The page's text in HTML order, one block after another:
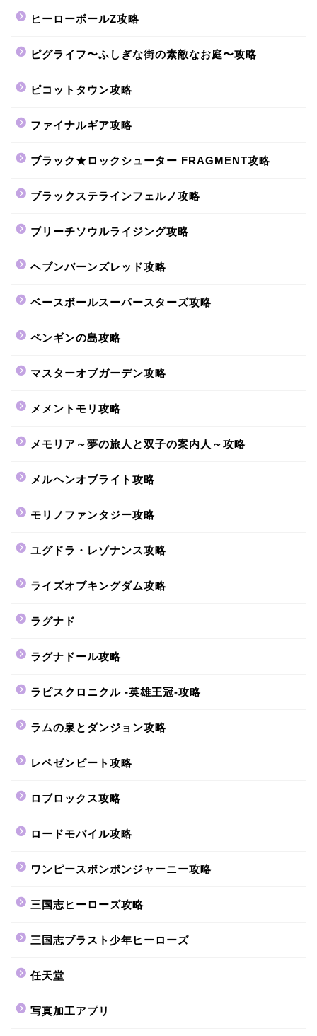
ヒーローボールZ攻略
ピグライフ〜ふしぎな街の素敵なお庭〜攻略
ピコットタウン攻略
ファイナルギア攻略
ブラック★ロックシューター FRAGMENT攻略
ブラックステラインフェルノ攻略
ブリーチソウルライジング攻略
ヘブンバーンズレッド攻略
ベースボールスーパースターズ攻略
ペンギンの島攻略
マスターオブガーデン攻略
メメントモリ攻略
メモリア～夢の旅人と双子の案内人～攻略
メルヘンオブライト攻略
モリノファンタジー攻略
ユグドラ・レゾナンス攻略
ライズオブキングダム攻略
ラグナド
ラグナドール攻略
ラピスクロニクル -英雄王冠-攻略
ラムの泉とダンジョン攻略
レペゼンビート攻略
ロブロックス攻略
ロードモバイル攻略
ワンピースボンボンジャーニー攻略
三国志ヒーローズ攻略
三国志ブラスト少年ヒーローズ
任天堂
写真加工アプリ